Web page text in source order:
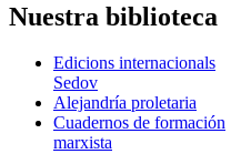
Nuestra biblioteca
Edicions internacionals
Sedov
Alejandría proletaria
Cuadernos de formación
marxista